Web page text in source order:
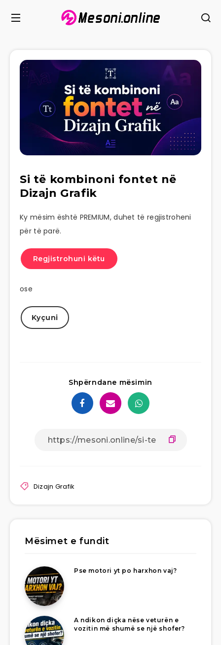
Si të kombinoni fontet në
Dizajn Grafik
Ky mësim është PREMIUM, duhet të regjistroheni
për të parë.
Regjistrohuni këtu
ose
Kyçuni
Shpërndane mësimin
Dizajn Grafik
Mësimet e fundit
Pse motori yt po harxhon vaj?
A ndikon diçka nëse veturën e
vozitin më shumë se një shofer?